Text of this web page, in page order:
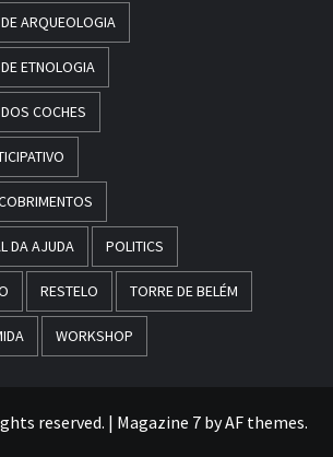
ARQUEOLOGIA
ETNOLOGIA
COCHES
DA AJUDA POLITICS
RESTELO TORRE DE BELÉM
WORKSHOP
reserved. | Magazine 7by AF themes.